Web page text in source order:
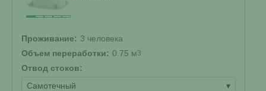
Проживание: 3 человека
Объем переработки: 0.75 м3
Отвод стоков:
Самотечный
▾